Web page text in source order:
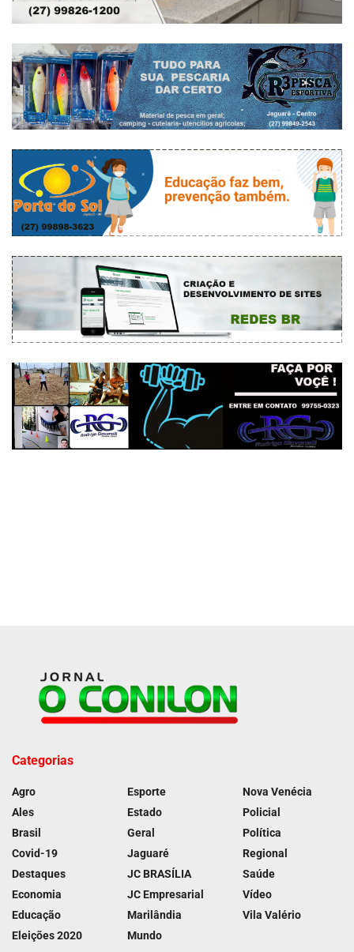
Categorias
Agro
Ales
Brasil
Covid-19
Destaques
Economia
Educação
Eleições 2020
Esporte
Estado
Geral
Jaguaré
JC BRASÍLIA
JC Empresarial
Marilândia
Mundo
Nova Venécia
Policial
Política
Regional
Saúde
Vídeo
Vila Valério